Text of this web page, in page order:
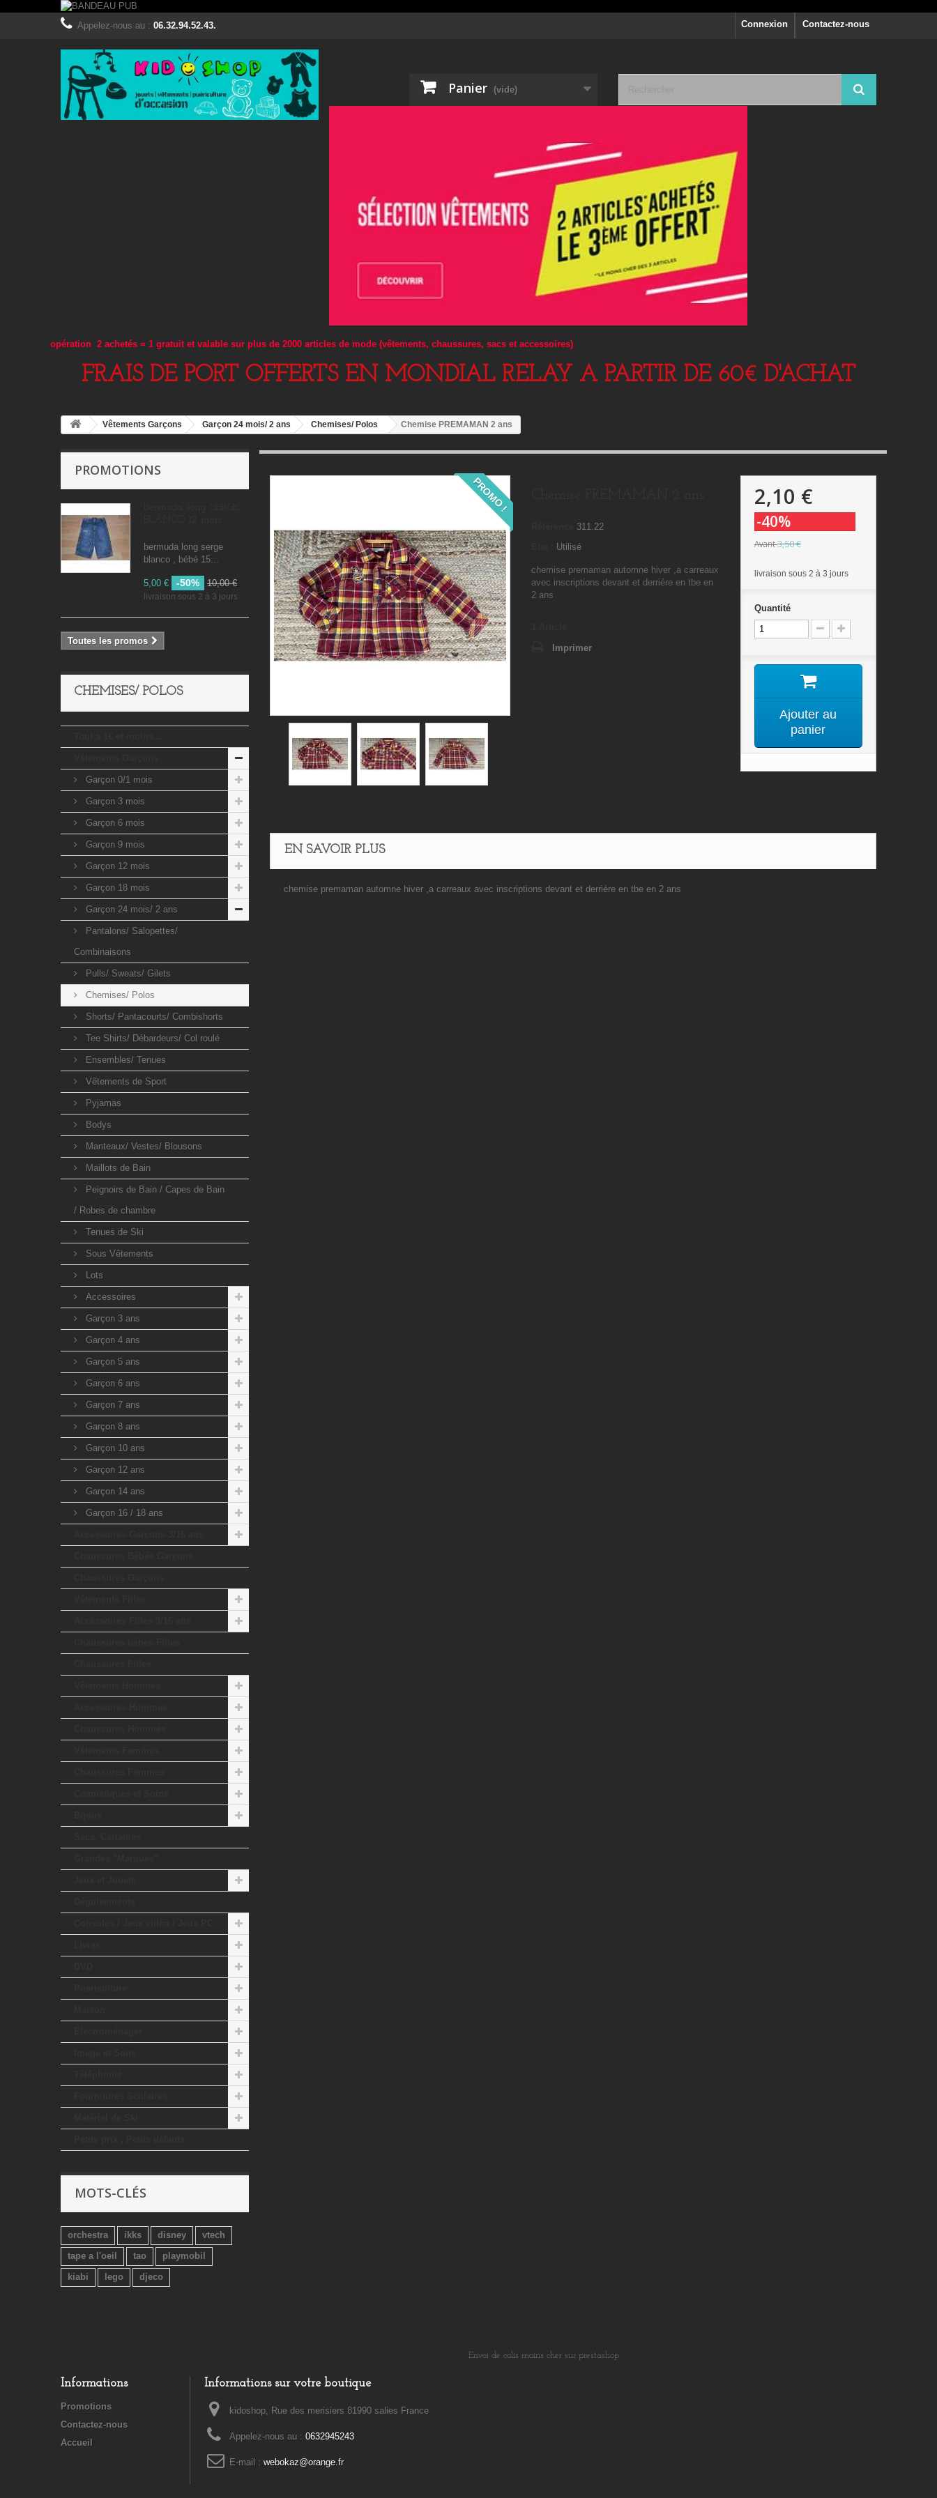
Contactez-nous
Appelez-nous au : 06.32.94.52.43. Connexion
Panier (vide)
opération 2 achetés = 1 gratuit et valable sur plus de 2000 articles de mode (vêtements, chaussures, sacs et accessoires)
FRAIS DE PORT OFFERTS EN MONDIAL RELAY A PARTIR DE 60€ D'ACHAT
Vêtements Garçons Garçon 24 mois/ 2 ans Chemises/ Polos Chemise PREMAMAN 2 ans
PROMOTIONS
bermuda long serge
blanco , bébé 15...
5,00 € -50% 10,00 €
livraison sous 2 à 3 jours
Toutes les promos
CHEMISES/ POLOS
Garçon 0/1 mois
Garçon 3 mois
Garçon 6 mois
Garçon 9 mois
Garçon 12 mois
Garçon 18 mois
Garçon 24 mois/ 2 ans
Pantalons/ Salopettes/
Combinaisons
Pulls/ Sweats/ Gilets
Chemises/ Polos
Shorts/ Pantacourts/ Combishorts
Tee Shirts/ Débardeurs/ Col roulé
Ensembles/ Tenues
Vêtements de Sport
Pyjamas
Bodys
Manteaux/ Vestes/ Blousons
Maillots de Bain
Peignoirs de Bain / Capes de Bain
/ Robes de chambre
Tenues de Ski
Sous Vêtements
Lots
Accessoires
Garçon 3 ans
Garçon 4 ans
Garçon 5 ans
Garçon 6 ans
Garçon 7 ans
Garçon 8 ans
Garçon 10 ans
Garçon 12 ans
Garçon 14 ans
Garçon 16 / 18 ans
MOTS-CLÉS
orchestra ikks disney
vtech
tape a l'oeil
tao
playmobil
kiabi
lego djeco
PROMO !
311.22
Utilisé
chemise premaman automne hiver ,a carreaux
avec inscriptions devant et derriére en tbe en
2 ans
Imprimer
2,10 €
-40%
Avant3,50 €
livraison sous 2 à 3 jours
Quantité
Ajouter au
panier
EN SAVOIR PLUS
chemise premaman automne hiver ,a carreaux avec inscriptions devant et derriére en tbe en 2 ans
Informations
Promotions
Contactez-nous
Accueil
Informations sur votre boutique
kidoshop, Rue des merisiers 81990 salies France
Appelez-nous au : 0632945243
E-mail : webokaz@orange.fr
Envoi de colis moins cher sur prestashop